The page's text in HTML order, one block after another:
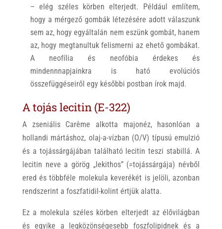
– elég széles körben elterjedt. Például említem,
hogy a mérgező gombák létezésére adott válaszunk
sem az, hogy egyáltalán nem eszünk gombát, hanem
az, hogy megtanultuk felismerni az ehető gombákat.
A neofília és neofóbia érdekes és
mindennnapjainkra is ható evolúciós
összefüggéseiről egy későbbi postban írok majd.
A tojás lecitin (E-322)
A zseniális Carême alkotta majonéz, hasonlóan a
hollandi mártáshoz, olaj-a-vízban (O/V) típusú emulzió
és a tojássárgájában található lecitin teszi stabillá. A
lecitin neve a görög „lekithos” (=tojássárgája) névből
ered és többféle molekula keverékét is jelöli, azonban
rendszerint a foszfatidil-kolint értjük alatta.
Ez a molekula széles körben elterjedt az élővilágban
és egyike a legközönségesebb foszfolipidnek és a